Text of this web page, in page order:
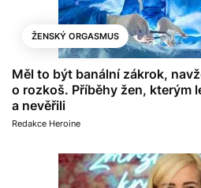
ŽENSKÝ ORGASMUS
Měl to být banální zákrok,
o rozkoš. Příběhy žen, kterým
a nevěřili
Redakce Heroine